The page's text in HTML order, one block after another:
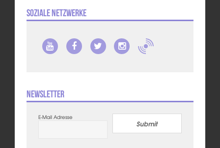
Soziale Netzwerke
Newsletter
E-Mail Adresse
Submit